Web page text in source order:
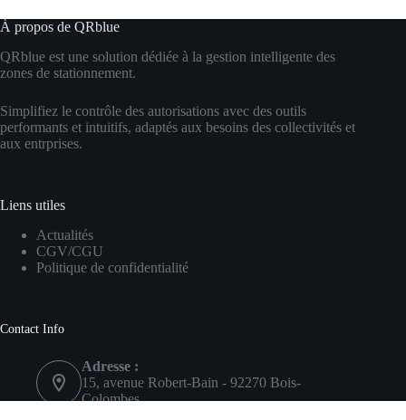
À propos de QRblue
QRblue est une solution dédiée à la gestion intelligente des
zones de stationnement.
Simplifiez le contrôle des autorisations avec des outils
performants et intuitifs, adaptés aux besoins des collectivités et
aux entrprises.
Liens utiles
Actualités
CGV/CGU
Politique de confidentialité
Contact Info
Adresse :
15, avenue Robert-Bain - 92270 Bois-
Colombes